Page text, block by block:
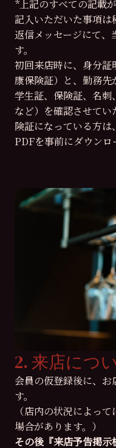
*上記のすべての記載
記入いただいた事項は
返信メッセージにて、
す。
初回来店時に、身分
康保険証）と、勤務先
学生証、保険証、名
など）を確認させて
険証になっている方
PDFを事前にダウンロ
2. 来店につ
会員の仮登録後に、お
す。
（店内の状況によっ
場合があります。）
その後『来店予告掲示